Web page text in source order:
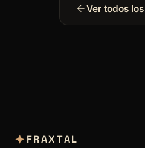
Ver todos
✦ FRAXTAL